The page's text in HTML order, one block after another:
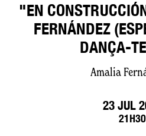
"EN
FERNÁNDEZ
DANÇA-
Amalia
23 JUL
21H30